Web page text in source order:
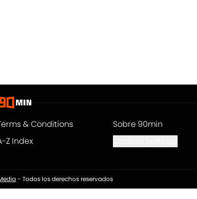
& Conditions Sobre 90min
Z Index
- Todos los derechos reservados